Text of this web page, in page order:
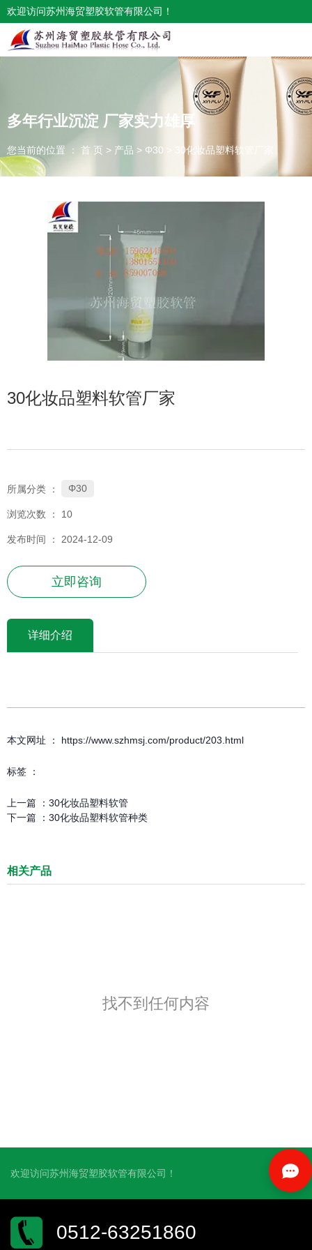
欢迎访问苏州海贸塑胶软管有限公司！
多年行业沉淀 厂家实力雄厚
您当前的位置 ： 首 页 > 产品 > Φ30 30化妆品塑料软管厂家
30化妆品塑料软管厂家
所属分类 ： Φ30
浏览次数 ： 10
发布时间 ： 2024-12-09
立即咨询
详细介绍
本文网址 ： https://www.szhmsj.com/product/203.html
标签 ：
上一篇 ： 30化妆品塑料软管
下一篇 ： 30化妆品塑料软管种类
相关产品
找不到任何内容
欢迎访问苏州海贸塑胶软管有限公司！
0512-63251860